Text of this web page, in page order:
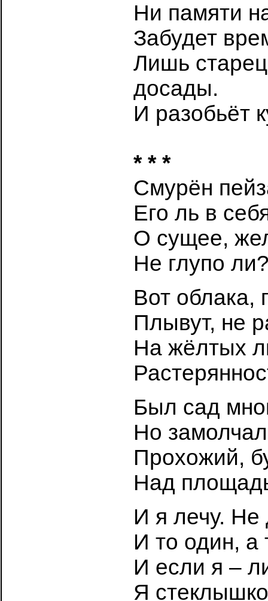
Ни памяти
Забудет
Лишь
досады.
И разобьёт
* * *
Смурён
Его ль в
О сущее,
Не глупо
Вот облака,
Плывут, не
На жёлтых
Был сад
Но
Прохожий,
Над
И я лечу. Не
И то один, а
И если я –
Я